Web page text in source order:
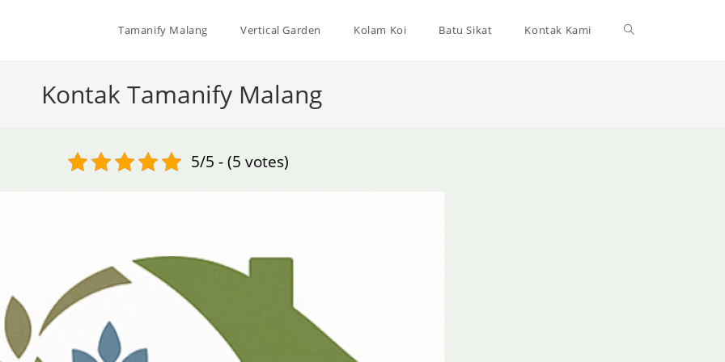
Tamanify Malang Vertical Garden Kolam Koi Batu Sikat Kontak Kami Toggle
Kontak Tamanify Malang
5/5 - (5 votes)